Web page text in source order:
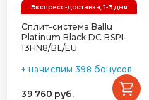
Экспресс-доставка, 1-3 дня
Сплит-система Ballu
Platinum Black DC BSPI-
13HN8/BL/EU
+ начислим 398 бонусов
39 760 руб.